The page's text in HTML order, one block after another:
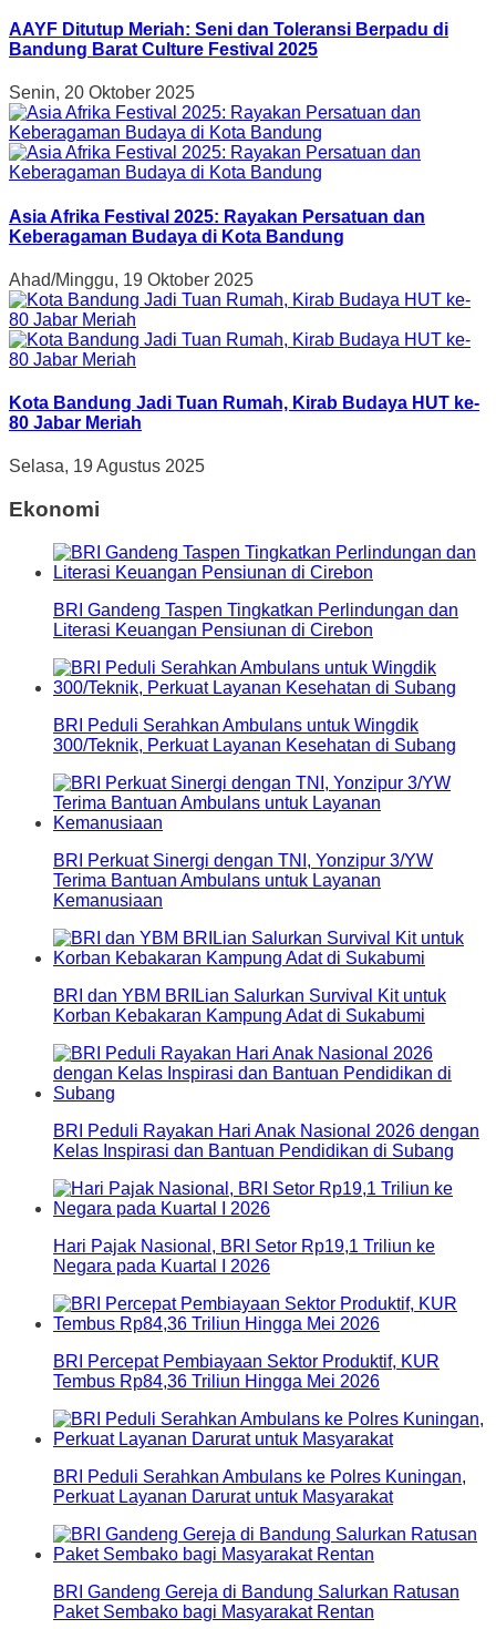
AAYF Ditutup Meriah: Seni dan Toleransi Berpadu di
Bandung Barat Culture Festival 2025
Senin, 20 Oktober 2025
Asia Afrika Festival 2025: Rayakan Persatuan dan
Keberagaman Budaya di Kota Bandung
Ahad/Minggu, 19 Oktober 2025
Kota Bandung Jadi Tuan Rumah, Kirab Budaya HUT ke-
80 Jabar Meriah
Selasa, 19 Agustus 2025
Ekonomi
BRI Gandeng Taspen Tingkatkan Perlindungan dan
Literasi Keuangan Pensiunan di Cirebon
BRI Peduli Serahkan Ambulans untuk Wingdik
300/Teknik, Perkuat Layanan Kesehatan di Subang
BRI Perkuat Sinergi dengan TNI, Yonzipur 3/YW
Terima Bantuan Ambulans untuk Layanan
Kemanusiaan
BRI dan YBM BRILian Salurkan Survival Kit untuk
Korban Kebakaran Kampung Adat di Sukabumi
BRI Peduli Rayakan Hari Anak Nasional 2026 dengan
Kelas Inspirasi dan Bantuan Pendidikan di Subang
Hari Pajak Nasional, BRI Setor Rp19,1 Triliun ke
Negara pada Kuartal I 2026
BRI Percepat Pembiayaan Sektor Produktif, KUR
Tembus Rp84,36 Triliun Hingga Mei 2026
BRI Peduli Serahkan Ambulans ke Polres Kuningan,
Perkuat Layanan Darurat untuk Masyarakat
BRI Gandeng Gereja di Bandung Salurkan Ratusan
Paket Sembako bagi Masyarakat Rentan